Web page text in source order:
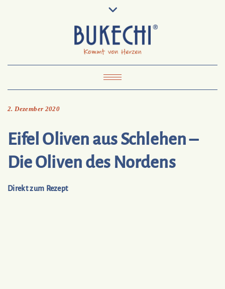
To
Bukechi
Impressum Datenschutz
Toggle Navigation
2. Dezember 2020
Eifel Oliven aus Schlehen –
Die Oliven des Nordens
Direkt zum Rezept